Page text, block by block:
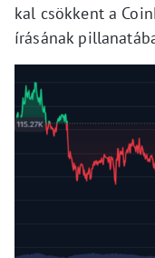
kal csökkent a
írásának